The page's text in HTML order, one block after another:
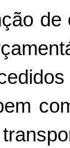
de